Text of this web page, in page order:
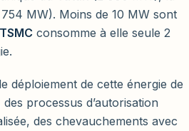
MW). Moins de 10 MW sont
TSMC consomme à elle seule 2
déploiement de cette énergie de
processus d’autorisation
des chevauchements avec